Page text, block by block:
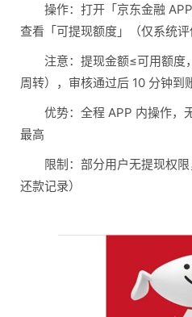
操作：打开「京东金融
查看「可提现额度」（仅系统评
注意：提现金额≤可用额度
周转），审核通过后 10 分钟到
优势：全程 APP 内操作，
最高
限制：部分用户无提现权
还款记录）